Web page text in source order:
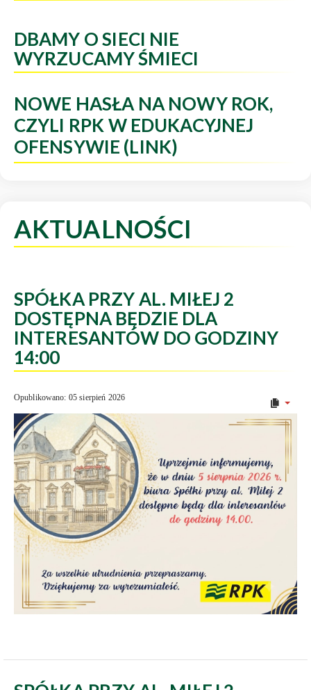
DBAMY O SIECI NIE
WYRZUCAMY ŚMIECI
NOWE HASŁA NA NOWY ROK,
CZYLI RPK W EDUKACYJNEJ
OFENSYWIE (LINK)
AKTUALNOŚCI
SPÓŁKA PRZY AL. MIŁEJ 2
DOSTĘPNA BĘDZIE DLA
INTERESANTÓW DO GODZINY
14:00
Opublikowano: 05 sierpień 2026